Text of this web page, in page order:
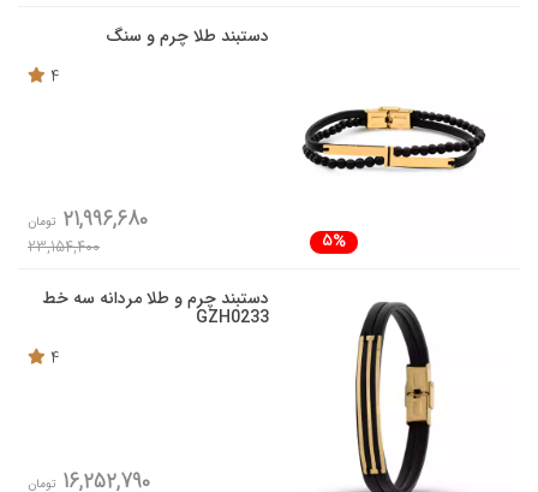
دستبند طلا چرم و سنگ
4
5%
21,996,680 تومان
23,154,400
دستبند چرم و طلا مردانه سه خط
GZH0233
4
16,252,790 تومان